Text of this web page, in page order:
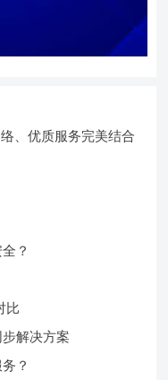
、优质服务完美结合
？
比
解决方案
？